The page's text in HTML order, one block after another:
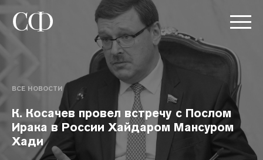
ВСЕ НОВОСТИ
К. Косачев провел встречу с Послом
Ирака в России Хайдаром Мансуром
Хади